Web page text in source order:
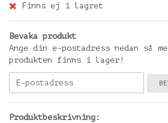
Finns ej i lagret
Bevaka produkt
Ange din e-postadress nedan så
produkten finns i lager!
Produktbeskrivning: